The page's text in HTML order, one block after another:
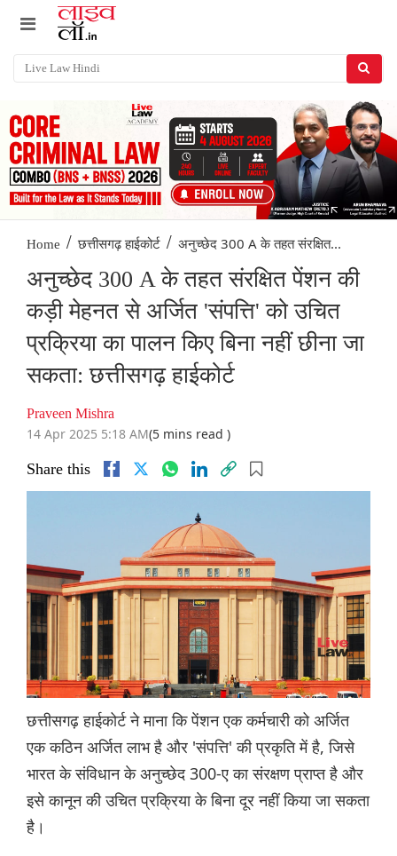
Home / छत्तीसगढ़ हाईकोर्ट / अनुच्छेद 300 A के तहत संरक्षित...
अनुच्छेद 300 A के तहत संरक्षित पेंशन की
कड़ी मेहनत से अर्जित 'संपत्ति' को उचित
प्रक्रिया का पालन किए बिना नहीं छीना जा
सकता: छत्तीसगढ़ हाईकोर्ट
Praveen Mishra
14 Apr 2025 5:18 AM(5 mins read )
Share this
छत्तीसगढ़ हाईकोर्ट ने माना कि पेंशन एक कर्मचारी को अर्जित
एक कठिन अर्जित लाभ है और 'संपत्ति' की प्रकृति में है, जिसे
भारत के संविधान के अनुच्छेद 300-ए का संरक्षण प्राप्त है और
इसे कानून की उचित प्रक्रिया के बिना दूर नहीं किया जा सकता
है।